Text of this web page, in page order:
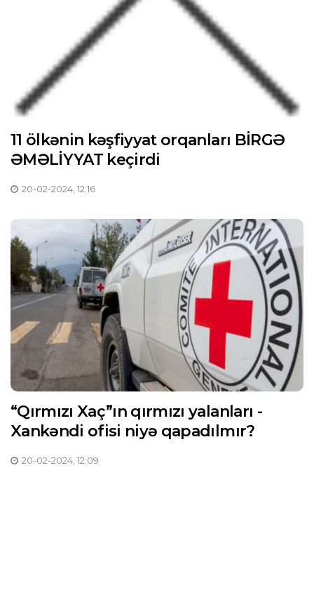
11 ölkənin kəşfiyyat orqanları BİRGƏ
ƏMƏLİYYAT keçirdi
20-02-2024, 12:16
“Qırmızı Xaç”ın qırmızı yalanları -
Xankəndi ofisi niyə qapadılmır?
20-02-2024, 12:09